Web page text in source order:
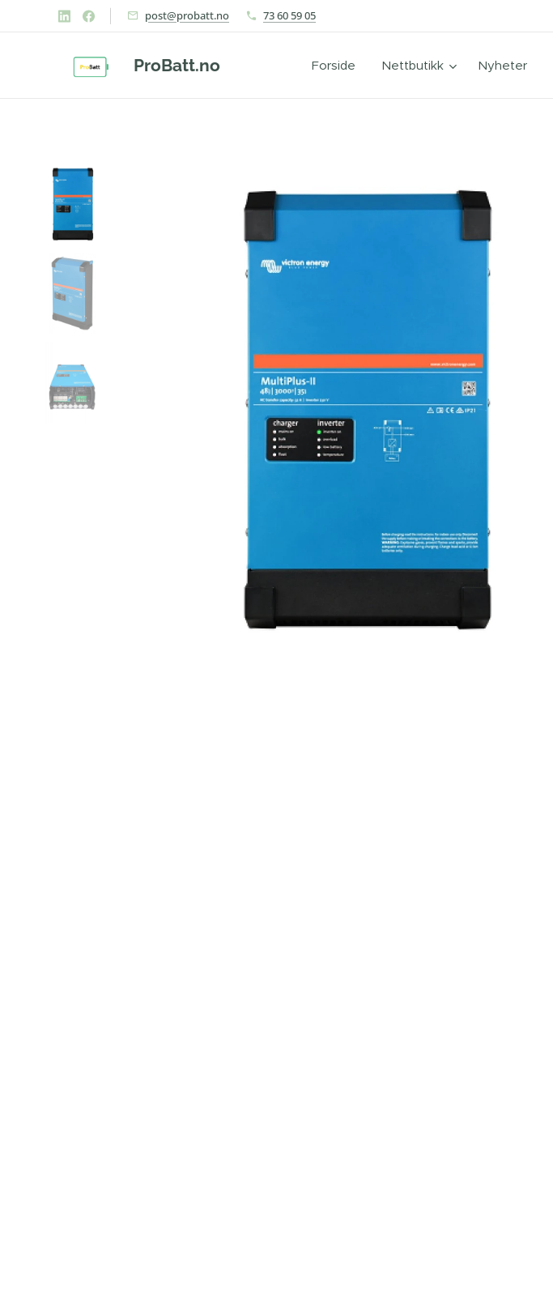
post@probatt.no 73 60 59 05
ProBatt.no Forside Nettbutikk Nyheter